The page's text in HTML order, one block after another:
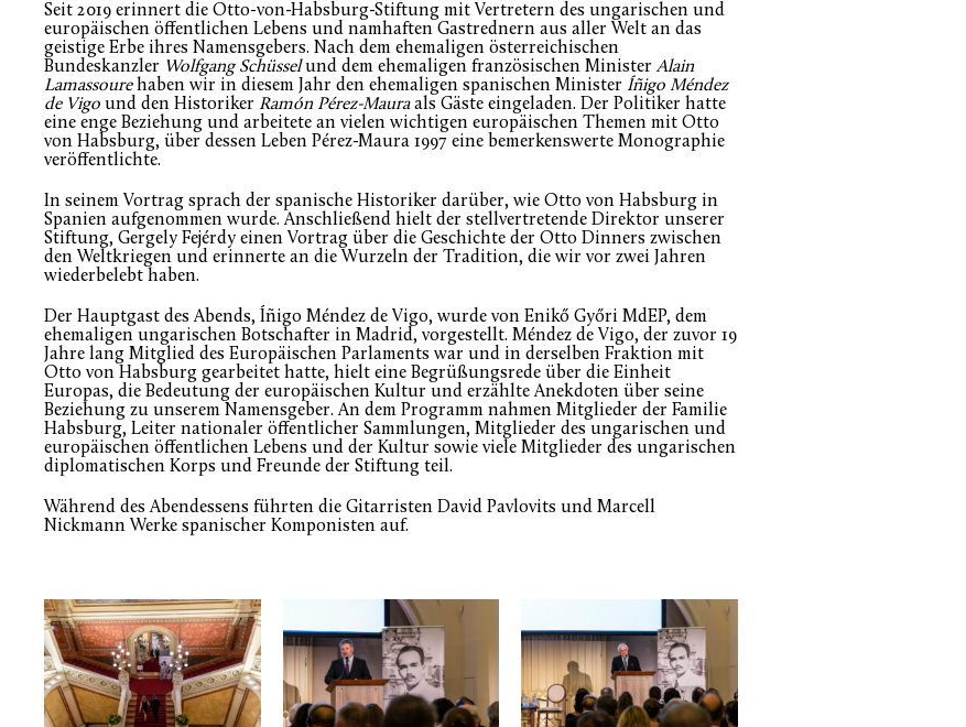
Seit 2019 erinnert die Otto-von-Habsburg-Stiftung mit Vertretern des ungarischen und
europäischen öffentlichen Lebens und namhaften Gastrednern aus aller Welt an das
geistige Erbe ihres Namensgebers. Nach dem ehemaligen österreichischen
Bundeskanzler Wolfgang Schüsselund dem ehemaligen französischen Minister Alain
Lamassourehaben wir in diesem Jahr den ehemaligen spanischen Minister Íñigo Méndez
de Vigo und den Historiker Ramón Pérez-Mauraals Gäste eingeladen. Der Politiker hatte
eine enge Beziehung und arbeitete an vielen wichtigen europäischen Themen mit Otto
von Habsburg, über dessen Leben Pérez-Maura 1997 eine bemerkenswerte Monographie
veröffentlichte.
In seinem Vortrag sprach der spanische Historiker darüber, wie Otto von Habsburg in
Spanien aufgenommen wurde. Anschließend hielt der stellvertretende Direktor unserer
Stiftung, Gergely Fejérdy einen Vortrag über die Geschichte der Otto Dinners zwischen
den Weltkriegen und erinnerte an die Wurzeln der Tradition, die wir vor zwei Jahren
wiederbelebt haben.
Der Hauptgast des Abends, Íñigo Méndez de Vigo, wurde von Enikő Győri MdEP, dem
ehemaligen ungarischen Botschafter in Madrid, vorgestellt. Méndez de Vigo, der zuvor 19
Jahre lang Mitglied des Europäischen Parlaments war und in derselben Fraktion mit
Otto von Habsburg gearbeitet hatte, hielt eine Begrüßungsrede über die Einheit
Europas, die Bedeutung der europäischen Kultur und erzählte Anekdoten über seine
Beziehung zu unserem Namensgeber. An dem Programm nahmen Mitglieder der Familie
Habsburg, Leiter nationaler öffentlicher Sammlungen, Mitglieder des ungarischen und
europäischen öffentlichen Lebens und der Kultur sowie viele Mitglieder des ungarischen
diplomatischen Korps und Freunde der Stiftung teil.
Während des Abendessens führten die Gitarristen David Pavlovits und Marcell
Nickmann Werke spanischer Komponisten auf.